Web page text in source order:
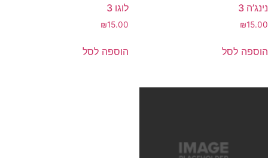
נינג’ה 3
₪15.00
הוספה לסל
לוגו 3
₪15.00
הוספה לסל